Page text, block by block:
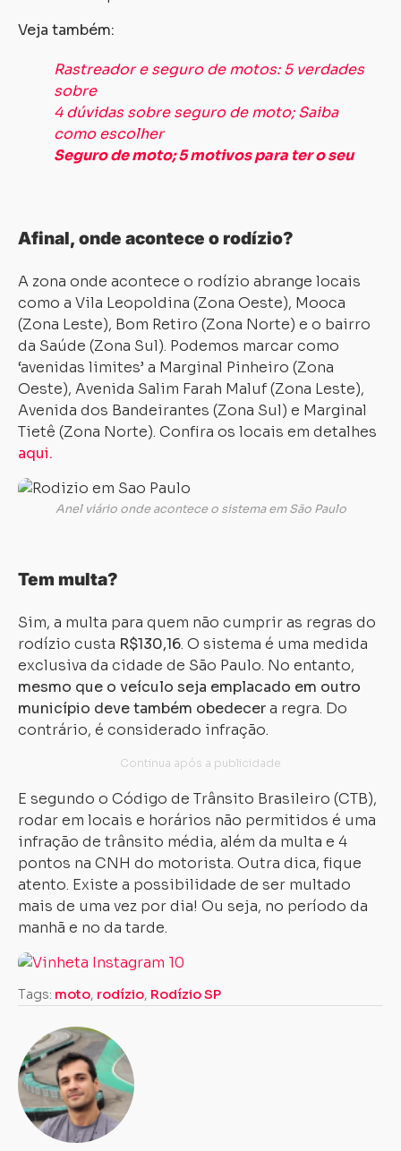
Veja também:
Rastreador e seguro de motos: 5 verdades
sobre
4 dúvidas sobre seguro de moto; Saiba
como escolher
Seguro de moto; 5 motivos para ter o seu
Afinal, onde acontece o rodízio?
A zona onde acontece o rodízio abrange locais
como a Vila Leopoldina (Zona Oeste), Mooca
(Zona Leste), Bom Retiro (Zona Norte) e o bairro
da Saúde (Zona Sul). Podemos marcar como
‘avenidas limites’ a Marginal Pinheiro (Zona
Oeste), Avenida Salim Farah Maluf (Zona Leste),
Avenida dos Bandeirantes (Zona Sul) e Marginal
Tietê (Zona Norte). Confira os locais em detalhes
aqui.
Anel viário onde acontece o sistema em São Paulo
Tem multa?
Sim, a multa para quem não cumprir as regras do
rodízio custa R$130,16. O sistema é uma medida
exclusiva da cidade de São Paulo. No entanto,
mesmo que o veículo seja emplacado em outro
município deve também obedecera regra. Do
contrário, é considerado infração.
E segundo o Código de Trânsito Brasileiro (CTB),
rodar em locais e horários não permitidos é uma
infração de trânsito média, além da multa e 4
pontos na CNH do motorista. Outra dica, fique
atento. Existe a possibilidade de ser multado
mais de uma vez por dia! Ou seja, no período da
manhã e no da tarde.
Tags: moto, rodízio, Rodízio SP
Carregando...
Carregando...